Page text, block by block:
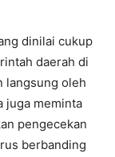
dinilai cukup
daerah di
langsung oleh
juga meminta
pengecekan
berbanding